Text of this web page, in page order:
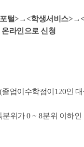
포털>→<학생서비스>→
온라인으로 신청
(졸업이수학점이 120인
분위가 0 ~ 8분위 이하인